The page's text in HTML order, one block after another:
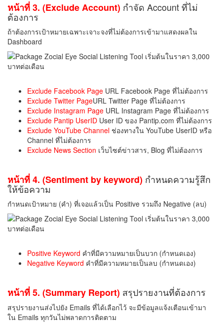
หน้าที่ 3. (Exclude Account) กำจัด Account ที่ไม่
ต้องการ
ถ้าต้องการเป้าหมายเฉพาะเจาะจงที่ไม่ต้องการเข้ามาแสดงผลใน
Dashboard
Exclude Facebook Page URL Facebook Page ที่ไม่ต้องการ
Exclude Twitter PageURL Twitter Page ที่ไม่ต้องการ
Exclude Instagram Page URL Instagram Page ที่ไม่ต้องการ
Exclude Pantip UserID User ID ของ Pantip.com ที่ไม่ต้องการ
Exclude YouTube Channel ช่องทางใน YouTube UserID หรือ
Channel ที่ไม่ต้องการ
Exclude News Section เว็บไซต์ข่าวสาร, Blog ที่ไม่ต้องการ
หน้าที่ 4. (Sentiment by keyword) กำหนดความรู้สึก
ให้ข้อความ
กำหนดเป้าหมาย (คำ) ที่เจอแล้วเป็น Positive รวมถึง Negative (ลบ)
Positive Keyword คำที่มีความหมายเป็นบวก (กำหนดเอง)
Negative Keyword คำที่มีความหมายเป็นลบ (กำหนดเอง)
หน้าที่ 5. (Summary Report) สรุปรายงานที่ต้องการ
สรุปรายงานส่งไปยัง Emails ที่ได้เลือกไว้ จะมีข้อมูลแจ้งเตือนเข้ามา
ใน Emails ทุกวันไม่พลาดการติดตาม